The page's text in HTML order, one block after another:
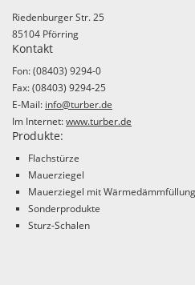
Riedenburger Str. 25
85104 Pförring
Kontakt
Fon: (08403) 9294-0
Fax: (08403) 9294-25
E-Mail: info@turber.de
Im Internet:www.turber.de
Produkte:
Flachstürze
Mauerziegel
Mauerziegel mit Wärmedämmfüllung
Sonderprodukte
Sturz-Schalen